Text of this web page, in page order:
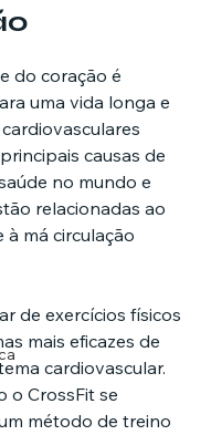
de 5 estrelas.
do coração é
uma vida longa e
causas de
no mundo e
relacionadas ao
à má circulação
de exercícios físicos
mais eficazes de
cardiovascular.
o CrossFit se
método de treino